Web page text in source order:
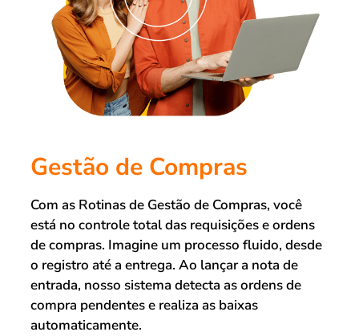
Gestão de Compras
Com as Rotinas de Gestão de Compras, você
está no controle total das requisições e ordens
de compras. Imagine um processo fluido, desde
o registro até a entrega. Ao lançar a nota de
entrada, nosso sistema detecta as ordens de
compra pendentes e realiza as baixas
automaticamente.